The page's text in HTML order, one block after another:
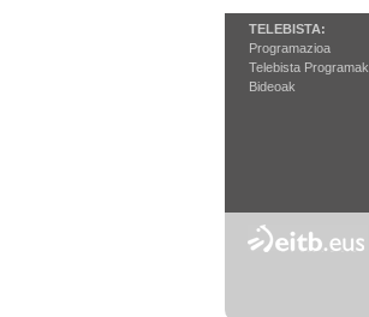
TELEBISTA:
Programazioa
Telebista Programak
Bideoak